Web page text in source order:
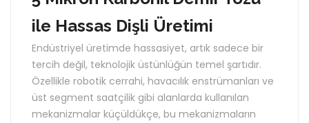
ile Hassas Dişli Üretimi
Endüstriyel üretimde hassasiyet, artık sadece bir
tercih değil, teknolojik üstünlüğün temel şartıdır.
Özellikle robotik cerrahi, havacılık enstrümanları ve
üst segment saatçilik gibi alanlarda kullanılan
mekanizmalar küçüldükçe, bu mekanizmaların